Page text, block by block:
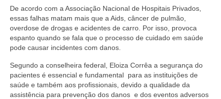
Governança
Transparência e Prestação de Contas
Eleições
Eleições Triênio 2027-2029
Eleições 2023
De acordo com a Associação Nacional de Hospitais Privados,
essas falhas matam mais que a Aids, câncer de pulmão,
overdose de drogas e acidentes de carro. Por isso, provoca
espanto quando se fala que o processo de cuidado em saúde
pode causar incidentes com danos.
Segundo a conselheira federal, Eloiza Corrêa a segurança do
pacientes é essencial e fundamental para as instituições de
saúde e também aos profissionais, devido a qualidade da
assistência para prevenção dos danos e dos eventos adversos